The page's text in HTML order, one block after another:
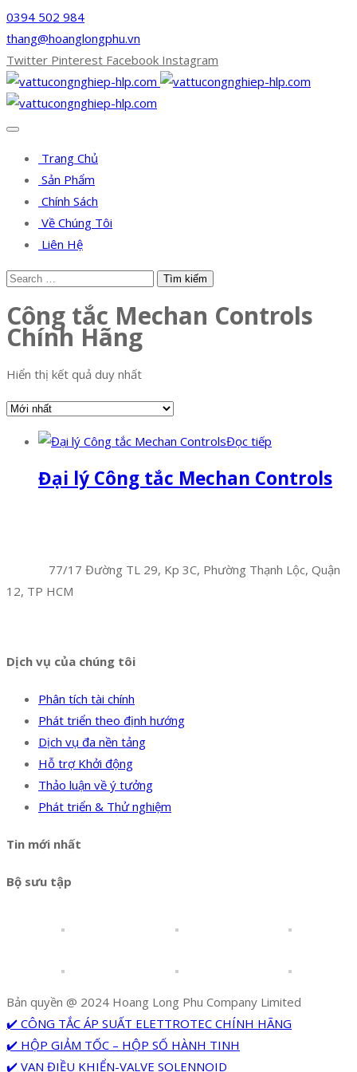
0394 502 984
thang@hoanglongphu.vn
Twitter Pinterest Facebook Instagram
Trang Chủ
Sản Phẩm
Chính Sách
Về Chúng Tôi
Liên Hệ
Công tắc Mechan Controls
Chính Hãng
Hiển thị kết quả duy nhất
Đọc tiếp
Đại lý Công tắc Mechan Controls
77/17 Đường TL 29, Kp 3C, Phường Thạnh Lộc, Quận
12, TP HCM
Dịch vụ của chúng tôi
Phân tích tài chính
Phát triển theo định hướng
Dịch vụ đa nền tảng
Hỗ trợ Khởi động
Thảo luận về ý tưởng
Phát triển & Thử nghiệm
Tin mới nhất
Bộ sưu tập
Bản quyền @ 2024 Hoang Long Phu Company Limited
✔️ CÔNG TẮC ÁP SUẤT ELETTROTEC CHÍNH HÃNG
✔️ HỘP GIẢM TỐC – HỘP SỐ HÀNH TINH
✔️ VAN ĐIỀU KHIỂN-VALVE SOLENNOID